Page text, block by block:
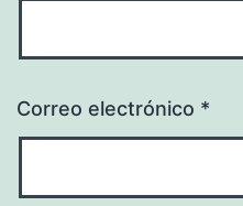
Correo electrónico *